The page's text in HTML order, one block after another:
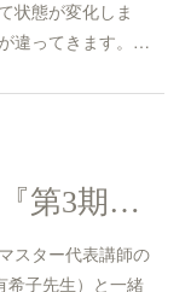
状態が変化しま
違ってきます。…
【告知】6/2募集開始！『第3期・おうちパンマスター認定講座』東急BEたまプラーザ校
スター代表講師の
希子先生）と一緒